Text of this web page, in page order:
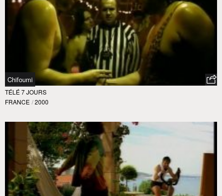
Chifoumi
TÉLÉ 7 JOURS
FRANCE / 2000